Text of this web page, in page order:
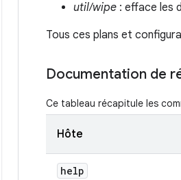
util/wipe : efface les
Tous ces plans et
Documentation de
Ce tableau récapitule les
Hôte
help